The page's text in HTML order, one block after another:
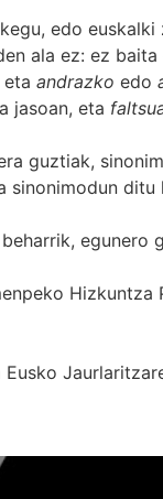
edo
ala ez: ez
andrazko edo
jasoan, eta
guztiak,